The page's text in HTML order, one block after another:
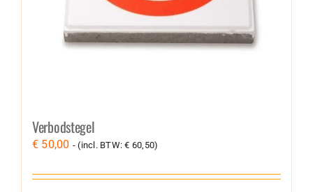
Verbodstegel
€ 50,00 - (incl. BTW:€ 60,50)